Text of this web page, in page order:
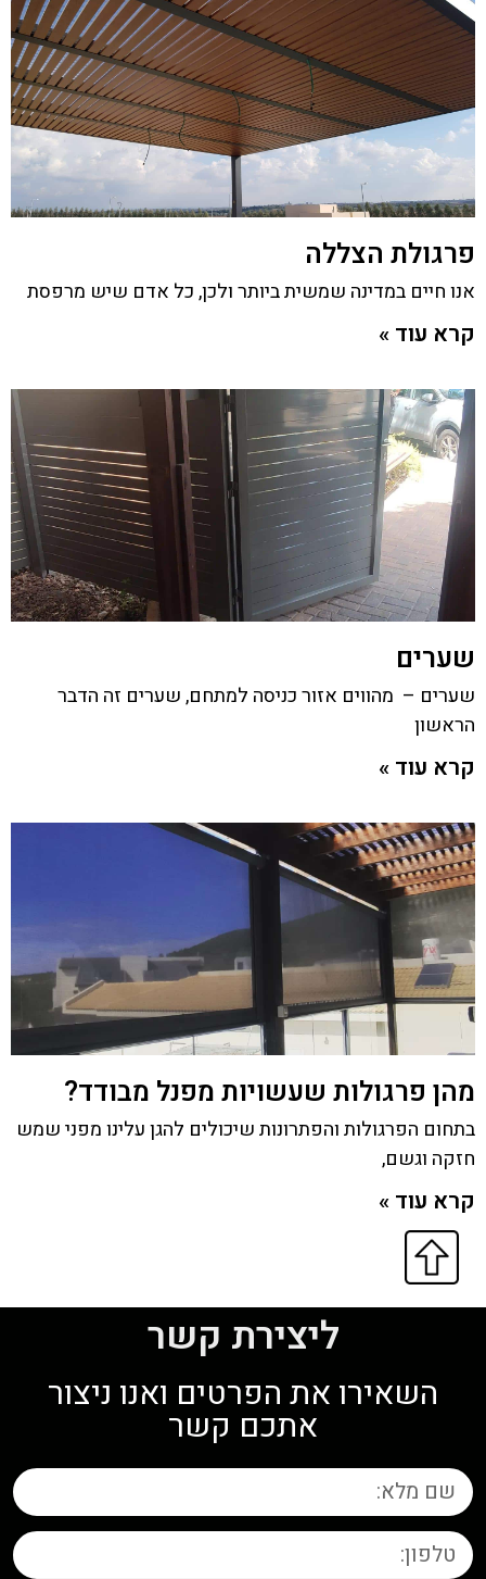
פרגולת הצללה
אנו חיים במדינה שמשית ביותר ולכן, כל אדם שיש מרפסת
קרא עוד »
שערים
שערים – מהווים אזור כניסה למתחם, שערים זה הדבר
הראשון
קרא עוד »
מהן פרגולות שעשויות מפנל מבודד?
בתחום הפרגולות והפתרונות שיכולים להגן עלינו מפני שמש
חזקה וגשם,
קרא עוד »
ליצירת קשר
השאירו את הפרטים ואנו ניצור
אתכם קשר